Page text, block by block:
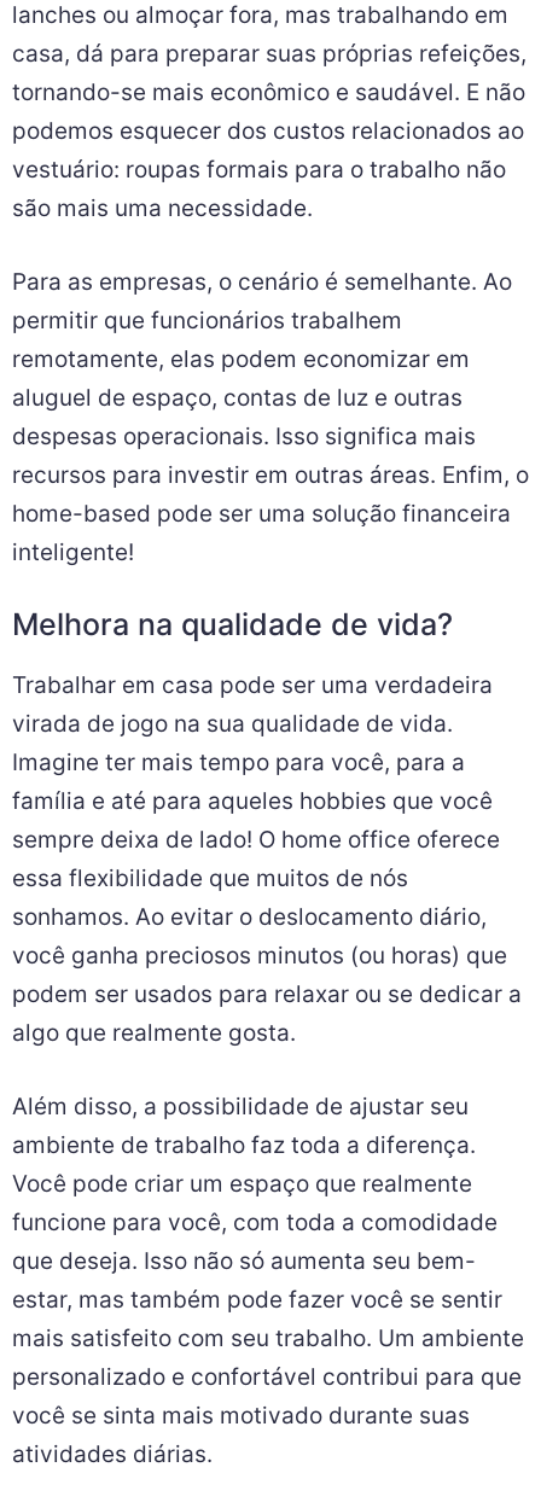
lanches ou almoçar fora, mas trabalhando em
casa, dá para preparar suas próprias refeições,
tornando-se mais econômico e saudável. E não
podemos esquecer dos custos relacionados ao
vestuário: roupas formais para o trabalho não
são mais uma necessidade.
Para as empresas, o cenário é semelhante. Ao
permitir que funcionários trabalhem
remotamente, elas podem economizar em
aluguel de espaço, contas de luz e outras
despesas operacionais. Isso significa mais
recursos para investir em outras áreas. Enfim, o
home-based pode ser uma solução financeira
inteligente!
Melhora na qualidade de vida?
Trabalhar em casa pode ser uma verdadeira
virada de jogo na sua qualidade de vida.
Imagine ter mais tempo para você, para a
família e até para aqueles hobbies que você
sempre deixa de lado! O home office oferece
essa flexibilidade que muitos de nós
sonhamos. Ao evitar o deslocamento diário,
você ganha preciosos minutos (ou horas) que
podem ser usados para relaxar ou se dedicar a
algo que realmente gosta.
Além disso, a possibilidade de ajustar seu
ambiente de trabalho faz toda a diferença.
Você pode criar um espaço que realmente
funcione para você, com toda a comodidade
que deseja. Isso não só aumenta seu bem-
estar, mas também pode fazer você se sentir
mais satisfeito com seu trabalho. Um ambiente
personalizado e confortável contribui para que
você se sinta mais motivado durante suas
atividades diárias.